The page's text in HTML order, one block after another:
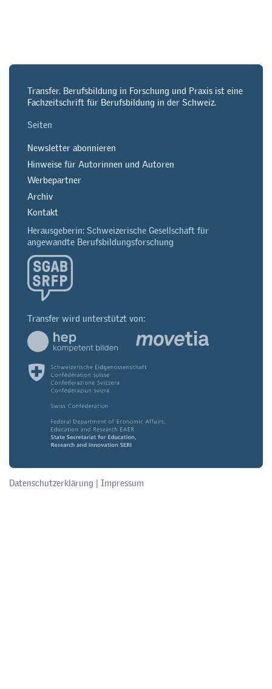
Transfer. Berufsbildung in Forschung und Praxis ist eine
Fachzeitschrift für Berufsbildung in der Schweiz.
Seiten
Newsletter abonnieren
Hinweise für Autorinnen und Autoren
Werbepartner
Archiv
Kontakt
Herausgeberin: Schweizerische Gesellschaft für
angewandte Berufsbildungsforschung
Transfer wird unterstützt von:
Datenschutzerklärung | Impressum